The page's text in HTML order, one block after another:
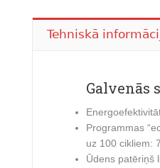
Tehniskā
Galvenās
Programmas
uz 100 cikliem:
Ūdens patēriņš